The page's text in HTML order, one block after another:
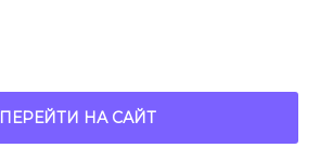
ПЕРЕЙТИ НА САЙТ